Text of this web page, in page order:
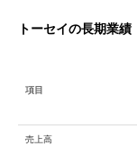
トーセイの長期業績
トーセイ
項目
売上高